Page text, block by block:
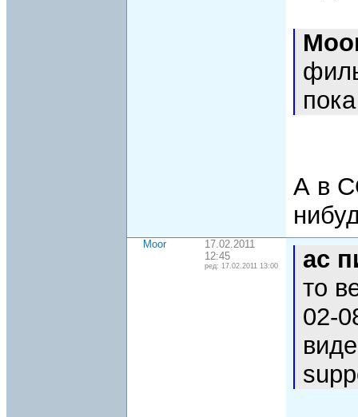
А в
Moor
17.02.2011
12:45
ред: 17.02.2011 13:00
ac
то
02-